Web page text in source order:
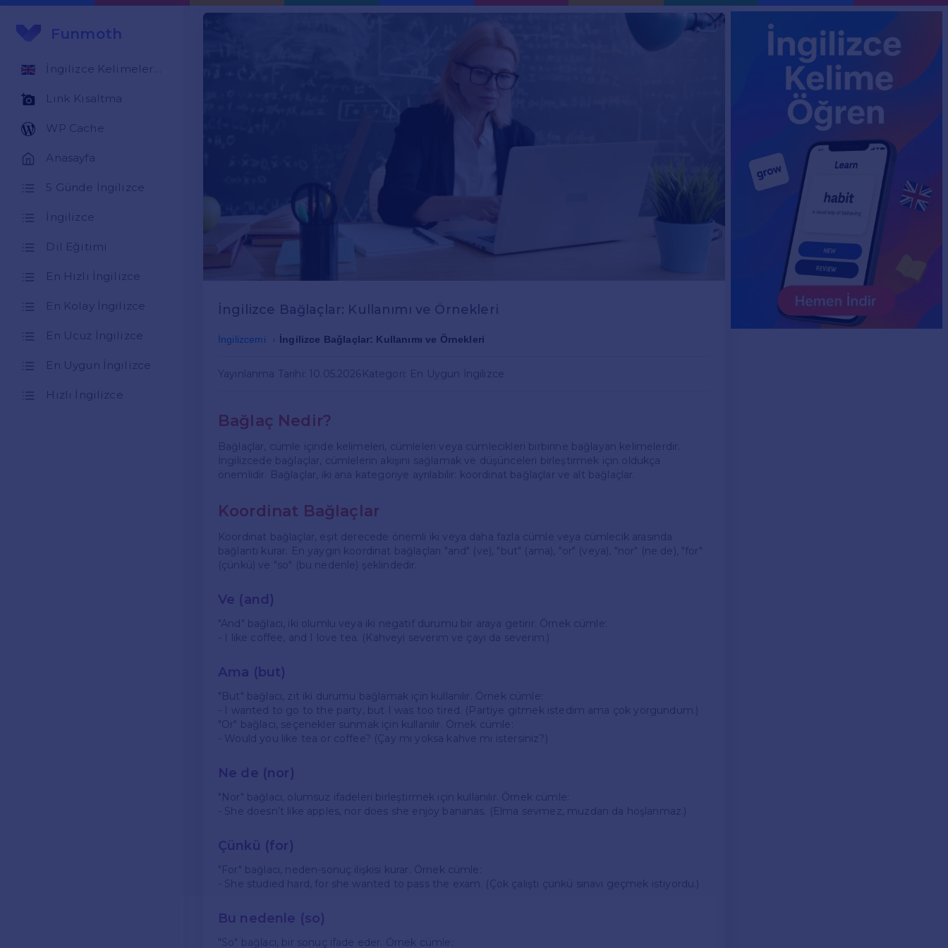
Funmoth
Link Kısaltma
WP Cache
Anasayfa
5 Günde İngilizce
İngilizce
Dil Eğitimi
En Hızlı İngilizce
En Kolay İngilizce
En Ucuz İngilizce
En Uygun İngilizce
Hızlı İngilizce
İngilizce Bağlaçlar: Kullanımı ve Örnekleri
İngilizcemi İngilizce Bağlaçlar: Kullanımı ve Örnekleri
Yayınlanma Tarihi: 10.05.2026 Kategori: En Uygun İngilizce
Bağlaç Nedir?
Bağlaçlar, cümle içinde kelimeleri, cümleleri veya cümlecikleri birbirine bağlayan kelimelerdir.
İngilizcede bağlaçlar, cümlelerin akışını sağlamak ve düşünceleri birleştirmek için oldukça
önemlidir. Bağlaçlar, iki ana kategoriye ayrılabilir: koordinat bağlaçlar ve alt bağlaçlar.
Koordinat Bağlaçlar
Koordinat bağlaçlar, eşit derecede önemli iki veya daha fazla cümle veya cümlecik arasında
bağlantı kurar. En yaygın koordinat bağlaçları "and" (ve), "but" (ama), "or" (veya), "nor" (ne de), "for"
(çünkü) ve "so" (bu nedenle) şeklindedir.
Ve (and)
"And" bağlacı, iki olumlu veya iki negatif durumu bir araya getirir. Örnek cümle:
- I like coffee, and I love tea. (Kahveyi severim ve çayı da severim.)
Ama (but)
"But" bağlacı, zıt iki durumu bağlamak için kullanılır. Örnek cümle:
- I wanted to go to the party, but I was too tired. (Partiye gitmek istedim ama çok yorgundum.)
"Or" bağlacı, seçenekler sunmak için kullanılır. Örnek cümle:
- Would you like tea or coffee? (Çay mı yoksa kahve mi istersiniz?)
Ne de (nor)
"Nor" bağlacı, olumsuz ifadeleri birleştirmek için kullanılır. Örnek cümle:
- She doesn’t like apples, nor does she enjoy bananas. (Elma sevmez, muzdan da hoşlanmaz.)
Çünkü (for)
"For" bağlacı, neden-sonuç ilişkisi kurar. Örnek cümle:
- She studied hard, for she wanted to pass the exam. (Çok çalıştı çünkü sınavı geçmek istiyordu.)
Bu nedenle (so)
"So" bağlacı, bir sonuç ifade eder. Örnek cümle: